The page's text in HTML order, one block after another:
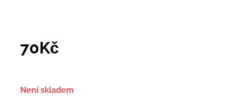
70Kč
Není skladem